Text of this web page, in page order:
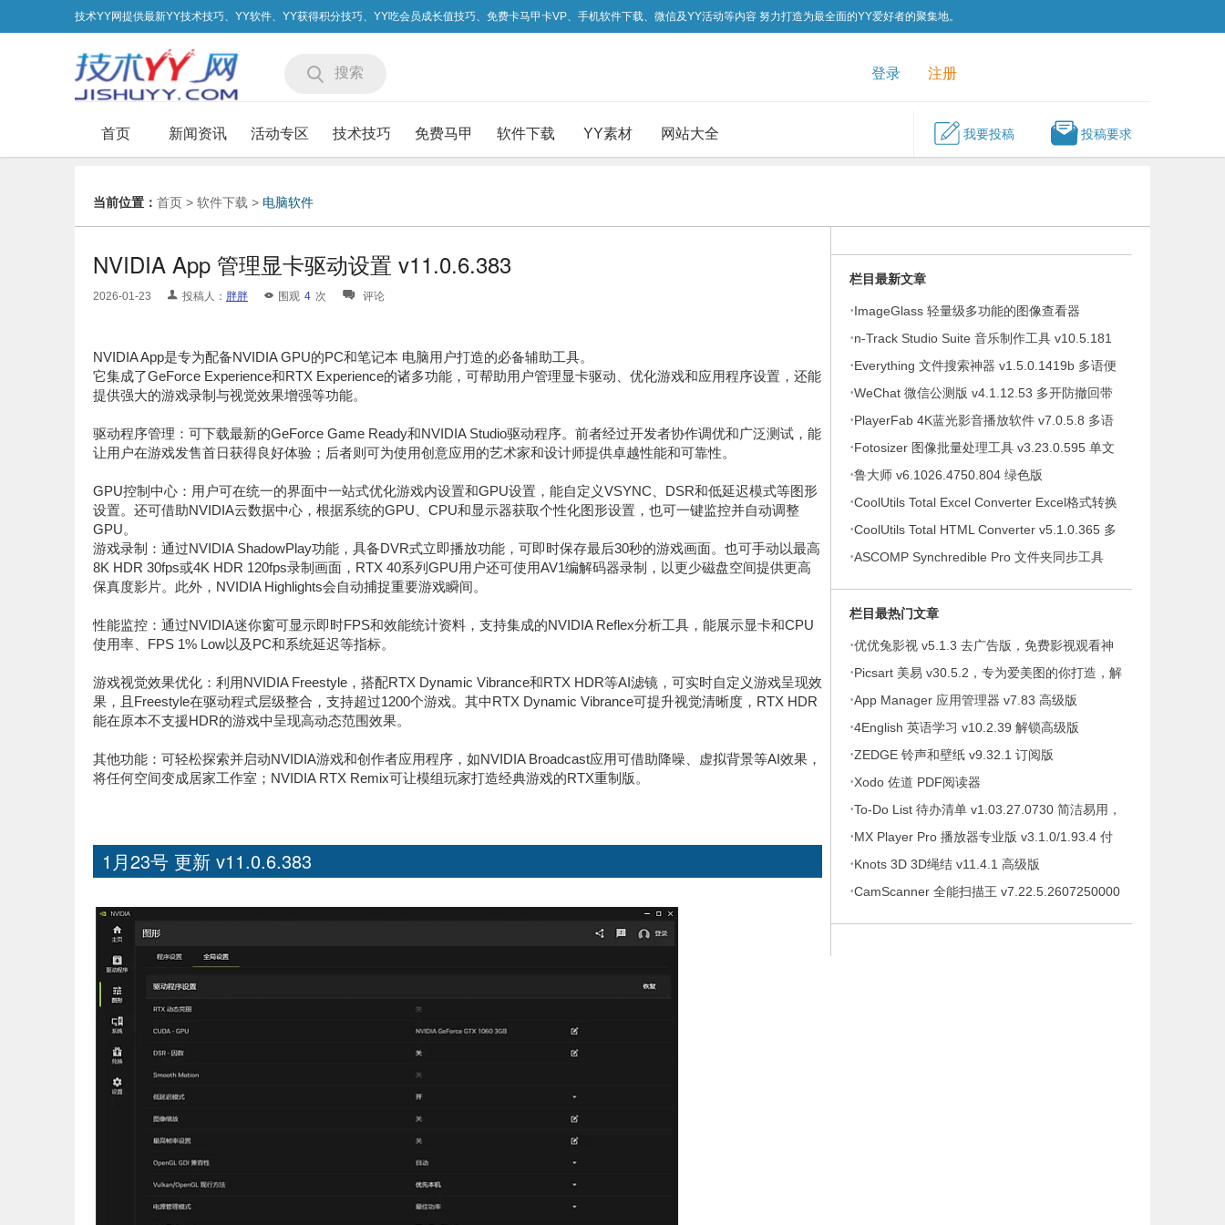
技术YY网提供最新YY技术技巧、YY软件、YY获得积分技巧、YY吃会员成长值技巧、免费卡马甲卡VP、手机软件下载、微信及YY活动等内容 努力打造为最全面的YY爱好者的聚集地。
搜索 登录 注册
首页 新闻资讯 活动专区 技术技巧 免费马甲 软件下载 YY素材 网站大全 我要投稿 投稿要求
当前位置： 首页 > 软件下载 > 电脑软件
NVIDIA App 管理显卡驱动设置 v11.0.6.383
2026-01-23 投稿人： 胖胖 围观 4 次 评论
NVIDIA App是专为配备NVIDIA GPU的PC和笔记本 电脑用户打造的必备辅助工具。
它集成了GeForce Experience和RTX Experience的诸多功能，可帮助用户管理显卡驱动、优化游戏和应用程序设置，还能
提供强大的游戏录制与视觉效果增强等功能。
驱动程序管理：可下载最新的GeForce Game Ready和NVIDIA Studio驱动程序。前者经过开发者协作调优和广泛测试，能
让用户在游戏发售首日获得良好体验；后者则可为使用创意应用的艺术家和设计师提供卓越性能和可靠性。
GPU控制中心：用户可在统一的界面中一站式优化游戏内设置和GPU设置，能自定义VSYNC、DSR和低延迟模式等图形
设置。还可借助NVIDIA云数据中心，根据系统的GPU、CPU和显示器获取个性化图形设置，也可一键监控并自动调整
GPU。
游戏录制：通过NVIDIA ShadowPlay功能，具备DVR式立即播放功能，可即时保存最后30秒的游戏画面。也可手动以最高
8K HDR 30fps或4K HDR 120fps录制画面，RTX 40系列GPU用户还可使用AV1编解码器录制，以更少磁盘空间提供更高
保真度影片。此外，NVIDIA Highlights会自动捕捉重要游戏瞬间。
性能监控：通过NVIDIA迷你窗可显示即时FPS和效能统计资料，支持集成的NVIDIA Reflex分析工具，能展示显卡和CPU
使用率、FPS 1% Low以及PC和系统延迟等指标。
游戏视觉效果优化：利用NVIDIA Freestyle，搭配RTX Dynamic Vibrance和RTX HDR等AI滤镜，可实时自定义游戏呈现效
果，且Freestyle在驱动程式层级整合，支持超过1200个游戏。其中RTX Dynamic Vibrance可提升视觉清晰度，RTX HDR
能在原本不支援HDR的游戏中呈现高动态范围效果。
其他功能：可轻松探索并启动NVIDIA游戏和创作者应用程序，如NVIDIA Broadcast应用可借助降噪、虚拟背景等AI效果，
将任何空间变成居家工作室；NVIDIA RTX Remix可让模组玩家打造经典游戏的RTX重制版。
1月23号 更新 v11.0.6.383
栏目最新文章
·ImageGlass 轻量级多功能的图像查看器
v9.6.1.807 便携版
·n-Track Studio Suite 音乐制作工具 v10.5.181
·Everything 文件搜索神器 v1.5.0.1419b 多语便
携版
·WeChat 微信公测版 v4.1.12.53 多开防撤回带
提示绿色版
·PlayerFab 4K蓝光影音播放软件 v7.0.5.8 多语
便携版
·Fotosizer 图像批量处理工具 v3.23.0.595 单文
件绿色版
·鲁大师 v6.1026.4750.804 绿色版
·CoolUtils Total Excel Converter Excel格式转换
器 v7.1.0.146 多语便携版
·CoolUtils Total HTML Converter v5.1.0.365 多
语便携版
·ASCOMP Synchredible Pro 文件夹同步工具
栏目最热门文章
·优优兔影视 v5.1.3 去广告版，免费影视观看神
器
·Picsart 美易 v30.5.2，专为爱美图的你打造，解
锁高级版
·App Manager 应用管理器 v7.83 高级版
·4English 英语学习 v10.2.39 解锁高级版
·ZEDGE 铃声和壁纸 v9.32.1 订阅版
·Xodo 佐道 PDF阅读器
·To-Do List 待办清单 v1.03.27.0730 简洁易用，
待办事项、时间管理软件，解锁专业版
·MX Player Pro 播放器专业版 v3.1.0/1.93.4 付
费专业版
·Knots 3D 3D绳结 v11.4.1 高级版
·CamScanner 全能扫描王 v7.22.5.2607250000